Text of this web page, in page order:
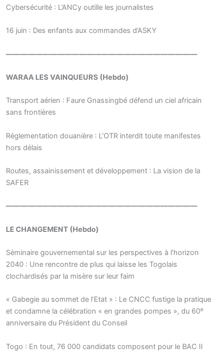
Cybersécurité : L’ANCy outille les journalistes
16 juin : Des enfants aux commandes d’ASKY
——————————————————————————
WARAA LES VAINQUEURS (Hebdo)
Transport aérien : Faure Gnassingbé défend un ciel africain
sans frontières
Réglementation douanière : L’OTR interdit toute manifestes
hors délais
Routes, assainissement et développement : La vision de la
SAFER
——————————————————————————
LE CHANGEMENT (Hebdo)
Séminaire gouvernemental sur les perspectives à l’horizon
2040 : Une rencontre de plus qui laisse les Togolais
clochardisés par la misère sur leur faim
« Gabegie au sommet de l’Etat » : Le CNCC fustige la pratique
et condamne la célébration « en grandes pompes », du 60e
anniversaire du Président du Conseil
Togo : En tout, 76 000 candidats composent pour le BAC II